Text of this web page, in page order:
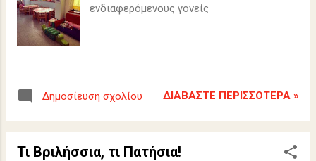
ενδιαφερόμενους γονείς
Δημοσίευση σχολίου ΔΙΑΒΆΣΤΕ ΠΕΡΙΣΣΌΤΕΡΑ »
Τι Βριλήσσια, τι Πατήσια!